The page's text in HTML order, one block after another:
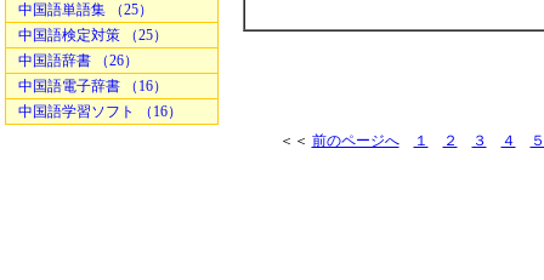
中国語単語集 （25）
中国語検定対策 （25）
中国語辞書 （26）
中国語電子辞書 （16）
中国語学習ソフト （16）
＜＜ 前のページへ １ ２ ３ ４ ５